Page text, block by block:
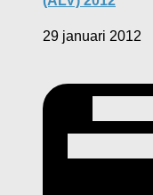
29 januari 2012